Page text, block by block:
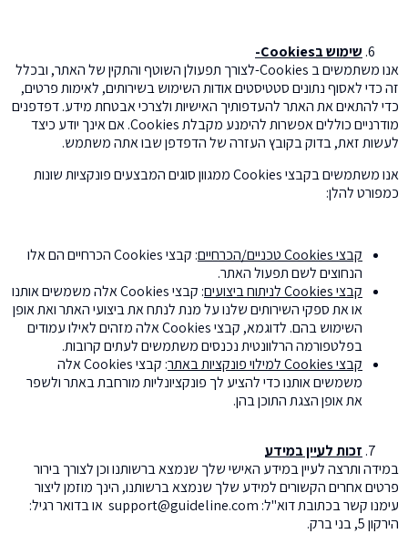
שימוש בCookies-
אנו משתמשים ב Cookies-לצורך תפעולן השוטף והתקין של האתר, ובכלל
זה כדי לאסוף נתונים סטטיסטים אודות השימוש בשירותים, לאימות פרטים,
כדי להתאים את האתר להעדפותיך האישיות ולצרכי אבטחת מידע. דפדפנים
מודרניים כוללים אפשרות להימנע מקבלת Cookies. אם אינך יודע כיצד
לעשות זאת, בדוק בקובץ העזרה של הדפדפן שבו אתה משתמש.
אנו משתמשים בקבצי Cookies ממגוון סוגים המבצעים פונקציות שונות
כמפורט להלן:
קבציCookiesטכניים/הכרחיים
: קבצי Cookies הכרחיים הם אלו
הנחוצים לשם תפעול האתר.
קבציCookiesלניתוח ביצועים
: קבצי Cookies אלה משמשים אותנו
או את ספקי השירותים שלנו על מנת לנתח את ביצועי האתר ואת אופן
השימוש בהם. לדוגמא, קבצי Cookies אלה מזהים לאילו עמודים
בפלטפורמה הרלוונטית נכנסים משתמשים לעתים קרובות.
קבציCookiesלמילוי פונקציות באתר
: קבצי Cookies אלה
משמשים אותנו כדי להציע לך פונקציונליות מורחבת באתר ולשפר
את אופן הצגת התוכן בהן.
זכות לעיין במידע
במידה ותרצה לעיין במידע האישי שלך שנמצא ברשותנו וכן לצורך בירור
פרטים אחרים הקשורים למידע שלך שנמצא ברשותנו, הינך מוזמן ליצור
עימנו קשר בכתובת דוא"ל: support@guideline.com או בדואר רגיל:
הירקון 5, בני ברק.